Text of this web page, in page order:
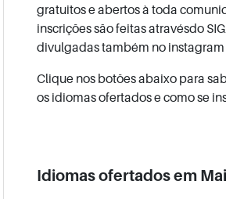
gratuitos e abertos à toda
inscrições são feitas atravésdo
divulgadas também no instagram
Clique nos botões abaixo para
os idiomas ofertados e como se
Idiomas ofertados em